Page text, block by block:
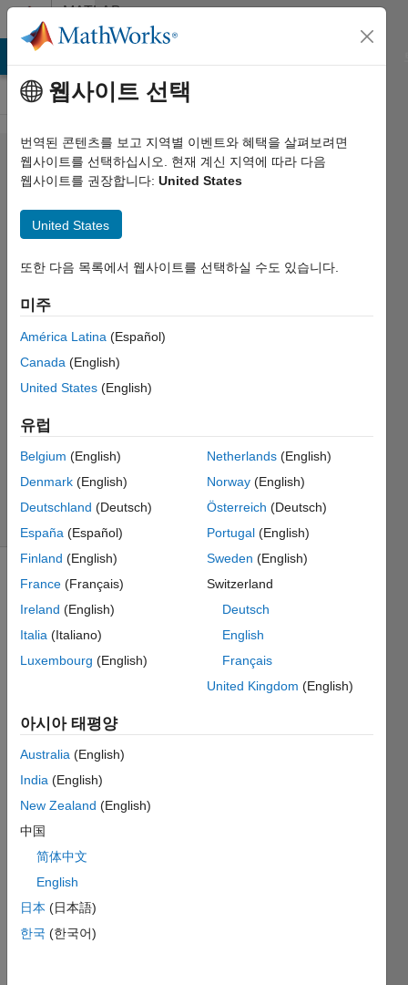
콘텐츠로 바로 가기
MATLAB
Answers
Best
solution to
teach
kinematics
and in an
Italian
High
Mercuro
2017 9월
18
0 답변
조회 수: 4
Teach
er of
Mech
anics
in an
Italian
Techi
nical
Scho
ol. I'd
like to
teach
웹사이트 선택
번역된 콘텐츠를 보고 지역별 이벤트와 혜택을 살펴보려면
웹사이트를 선택하십시오. 현재 계신 지역에 따라 다음
웹사이트를 권장합니다: United States
United States
또한 다음 목록에서 웹사이트를 선택하실 수도 있습니다.
미주
América Latina (Español)
Canada (English)
United States (English)
유럽
Belgium (English)
Denmark (English)
Deutschland (Deutsch)
España (Español)
Finland (English)
France (Français)
Ireland (English)
Italia (Italiano)
Luxembourg (English)
Netherlands(English)
Norway(English)
Österreich (Deutsch)
Portugal(English)
Sweden (English)
Switzerland
Deutsch
English
Français
United Kingdom (English)
아시아 태평양
Australia (English)
India (English)
New Zealand (English)
中国
简体中文
English
日本 (日本語)
한국 (한국어)